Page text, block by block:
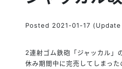
Posted 2021-01-17
2連射ゴム鉄砲「ジャッカル」
休み期間中に完売してしまった